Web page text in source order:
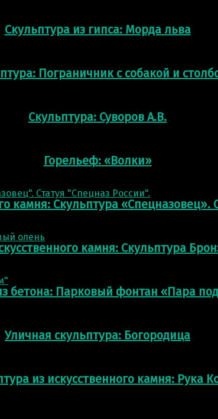
Скульптура из гипса: Морда льва
Пограничник с собакой и
Скульптура: Суворов А.В.
Горельеф: «Волки»
камня: Скульптура «Спецназовец».
камня: Скульптура
бетона: Парковый фонтан «Пара
Уличная скульптура: Богородица
из искусственного камня: Рука